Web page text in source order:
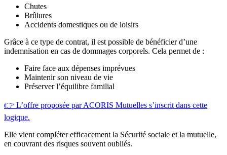
Chutes
Brûlures
Accidents domestiques ou de loisirs
Grâce à ce type de contrat, il est possible de bénéficier d’une
indemnisation en cas de dommages corporels. Cela permet de :
Faire face aux dépenses imprévues
Maintenir son niveau de vie
Préserver l’équilibre familial
👉 L’offre proposée par ACORIS Mutuelles s’inscrit dans cette
logique.
Elle vient compléter efficacement la Sécurité sociale et la mutuelle,
en couvrant des risques souvent oubliés.